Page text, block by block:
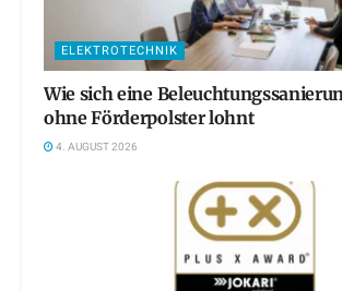
ELEKTROTECHNIK
Wie sich eine
ohne Förderpolster lohnt
4. AUGUST 2026